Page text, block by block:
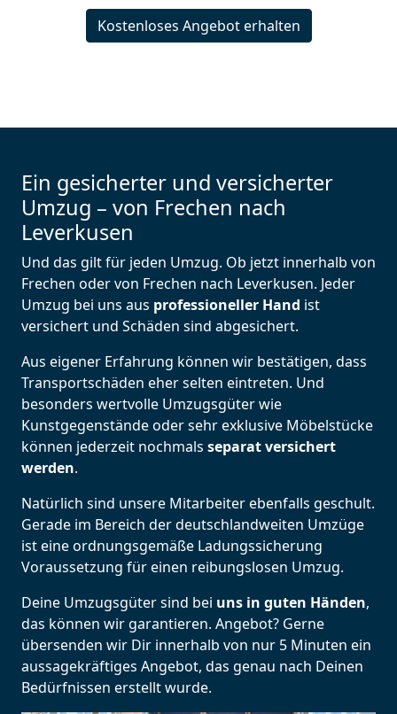
Kostenloses Angebot erhalten
Ein gesicherter und versicherter
Umzug – von Frechen nach
Leverkusen
Und das gilt für jeden Umzug. Ob jetzt innerhalb von
Frechen oder von Frechen nach Leverkusen. Jeder
Umzug bei uns aus professioneller Hand ist
versichert und Schäden sind abgesichert.
Aus eigener Erfahrung können wir bestätigen, dass
Transportschäden eher selten eintreten. Und
besonders wertvolle Umzugsgüter wie
Kunstgegenstände oder sehr exklusive Möbelstücke
können jederzeit nochmals separat versichert
werden.
Natürlich sind unsere Mitarbeiter ebenfalls geschult.
Gerade im Bereich der deutschlandweiten Umzüge
ist eine ordnungsgemäße Ladungssicherung
Voraussetzung für einen reibungslosen Umzug.
Deine Umzugsgüter sind bei uns in guten Händen,
das können wir garantieren. Angebot? Gerne
übersenden wir Dir innerhalb von nur 5 Minuten ein
aussagekräftiges Angebot, das genau nach Deinen
Bedürfnissen erstellt wurde.